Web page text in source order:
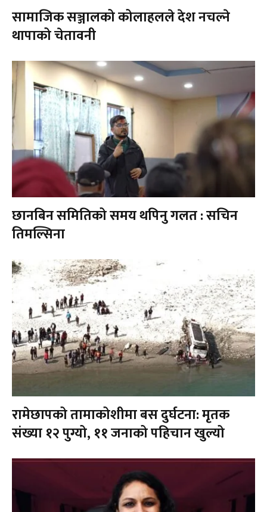
सामाजिक सञ्जालको कोलाहलले देश नचल्ने
थापाको चेतावनी
छानबिन समितिको समय थपिनु गलत : सचिन
तिमल्सिना
रामेछापको तामाकोशीमा बस दुर्घटना: मृतक
संख्या १२ पुग्यो, ११ जनाको पहिचान खुल्यो